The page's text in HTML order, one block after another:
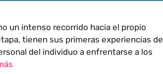
un intenso recorrido hacia el propio
tienen sus primeras experiencias de
del individuo a enfrentarse a los